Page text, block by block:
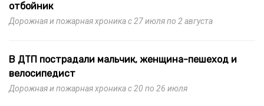
отбойник
Дорожная и пожарная хроника с 27 июля по 2 августа
В ДТП пострадали мальчик, женщина-пешеход и
велосипедист
Дорожная и пожарная хроника с 20 по 26 июля